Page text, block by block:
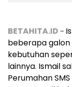
BETAHITA.ID -
beberapa galon
kebutuhan
lainnya. Ismail
Perumahan